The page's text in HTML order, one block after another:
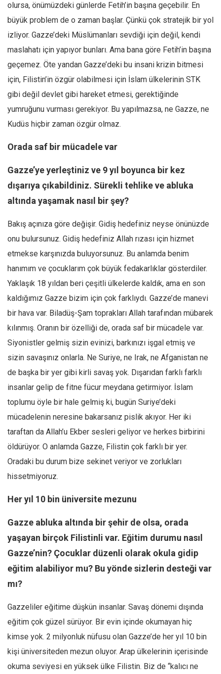
olursa, önümüzdeki günlerde Fetih’in başına geçebilir. En
büyük problem de o zaman başlar. Çünkü çok stratejik bir yol
izliyor. Gazze’deki Müslümanları sevdiği için değil, kendi
maslahatı için yapıyor bunları. Ama bana göre Fetih’in başına
geçemez. Öte yandan Gazze’deki bu insani krizin bitmesi
için, Filistin’in özgür olabilmesi için İslam ülkelerinin STK
gibi değil devlet gibi hareket etmesi, gerektiğinde
yumruğunu vurması gerekiyor. Bu yapılmazsa, ne Gazze, ne
Kudüs hiçbir zaman özgür olmaz.
Orada saf bir mücadele var
Gazze’ye yerleştiniz ve 9 yıl boyunca bir kez
dışarıya çıkabildiniz. Sürekli tehlike ve abluka
altında yaşamak nasıl bir şey?
Bakış açınıza göre değişir. Gidiş hedefiniz neyse önünüzde
onu bulursunuz. Gidiş hedefiniz Allah rızası için hizmet
etmekse karşınızda buluyorsunuz. Bu anlamda benim
hanımım ve çocuklarım çok büyük fedakarlıklar gösterdiler.
Yaklaşık 18 yıldan beri çeşitli ülkelerde kaldık, ama en son
kaldığımız Gazze bizim için çok farklıydı. Gazze’de manevi
bir hava var. Biladüş-Şam toprakları Allah tarafından mübarek
kılınmış. Oranın bir özelliği de, orada saf bir mücadele var.
Siyonistler gelmiş sizin evinizi, barkınızı işgal etmiş ve
sizin savaşınız onlarla. Ne Suriye, ne Irak, ne Afganistan ne
de başka bir yer gibi kirli savaş yok. Dışarıdan farklı farklı
insanlar gelip de fitne fücur meydana getirmiyor. İslam
toplumu öyle bir hale gelmiş ki, bugün Suriye’deki
mücadelenin neresine bakarsanız pislik akıyor. Her iki
taraftan da Allah’u Ekber sesleri geliyor ve herkes birbirini
öldürüyor. O anlamda Gazze, Filistin çok farklı bir yer.
Oradaki bu durum bize sekinet veriyor ve zorlukları
hissetmiyoruz.
Her yıl 10 bin üniversite mezunu
Gazze abluka altında bir şehir de olsa, orada
yaşayan birçok Filistinli var. Eğitim durumu nasıl
Gazze’nin? Çocuklar düzenli olarak okula gidip
eğitim alabiliyor mu? Bu yönde sizlerin desteği var
mı?
Gazzeliler eğitime düşkün insanlar. Savaş dönemi dışında
eğitim çok güzel sürüyor. Bir evin içinde okumayan hiç
kimse yok. 2 milyonluk nüfusu olan Gazze’de her yıl 10 bin
kişi üniversiteden mezun oluyor. Arap ülkelerinin içerisinde
okuma seviyesi en yüksek ülke Filistin. Biz de “kalıcı ne